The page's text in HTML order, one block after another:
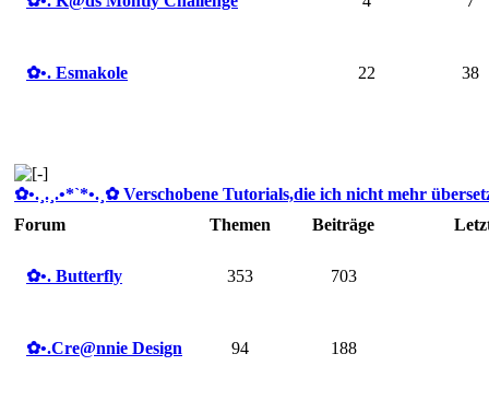
✿ •. Esmakole 22 38
✿ •.¸.¸.•*`*•.¸✿ Verschobene Tutorials,die ich nicht mehr
Forum
Themen Beiträge
✿ •. Butterfly 353 703
✿ •.Cre@nnie Design 94 188